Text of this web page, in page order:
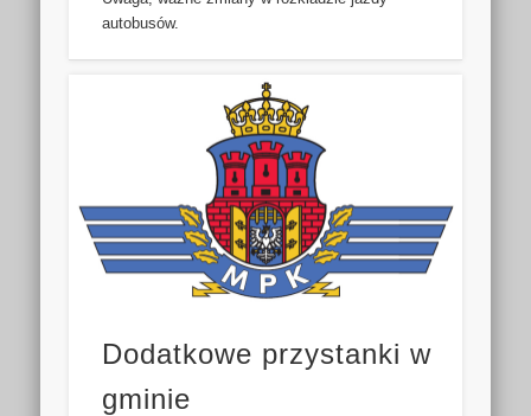
autobusów.
Dodatkowe przystanki w
gminie